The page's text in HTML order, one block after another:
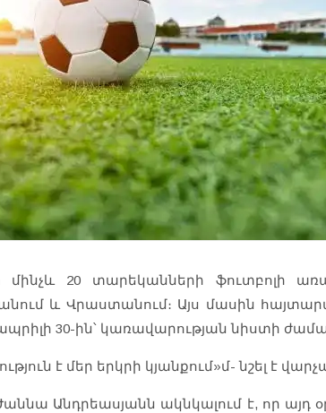
մինչև 20 տարեկանների ֆուտբոլի
և Վրաստանում։ Այս մասին
30-ին՝ կառավարության նիստի
է մեր երկրի կյանքում»մ- նշել է
Անդրեասյանն ակնկալում է, որ այդ